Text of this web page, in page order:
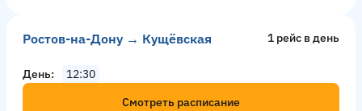
Ростов-на-Дону → Кущёвская 1 рейс в день
День
12:30
Смотреть расписание